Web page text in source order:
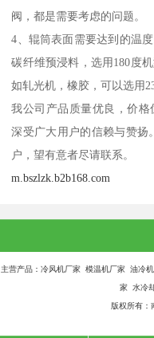
阀，都是需要考虑的问题。
4、辊筒表面需要达到的温
碳纤维预浸料，选用180度
如轧光机，橡胶，可以选用
我公司产品质量优良，价
深受广大用户的信赖与赞扬
户，望有意者尽请联系。
m.bszlzk.b2b168.com
主营产品：冷风机厂家 模温机厂家 油冷
家 水冷
版权所有：